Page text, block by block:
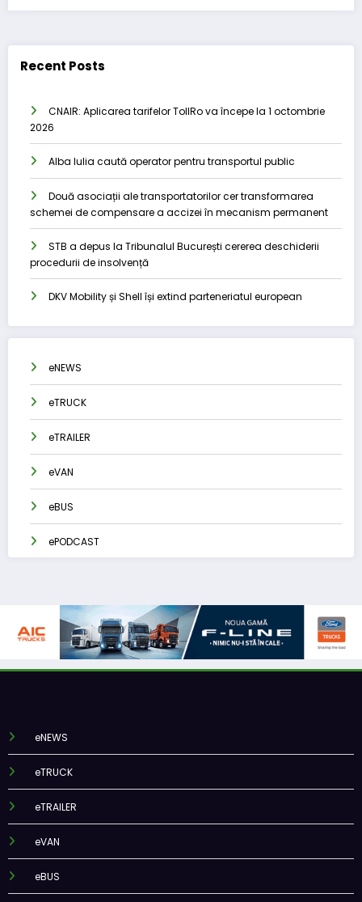
Recent Posts
CNAIR: Aplicarea tarifelor TollRo va începe la 1 octombrie
2026
Alba Iulia caută operator pentru transportul public
Două asociații ale transportatorilor cer transformarea
schemei de compensare a accizei în mecanism permanent
STB a depus la Tribunalul București cererea deschiderii
procedurii de insolvență
DKV Mobility și Shell își extind parteneriatul european
eNEWS
eTRUCK
eTRAILER
eVAN
eBUS
ePODCAST
eNEWS
eTRUCK
eTRAILER
eVAN
eBUS